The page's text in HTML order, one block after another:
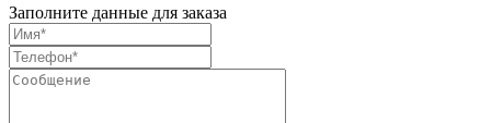
Заполните данные для заказа